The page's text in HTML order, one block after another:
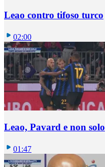
Leao contro tifoso turco
02:00
Leao, Pavard e non solo
01:47